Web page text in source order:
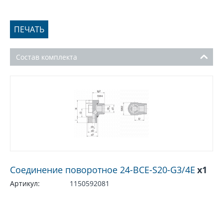
ПЕЧАТЬ
Состав комплекта
Соединение поворотное 24-BCE-S20-G3/4E x1
Артикул: 1150592081